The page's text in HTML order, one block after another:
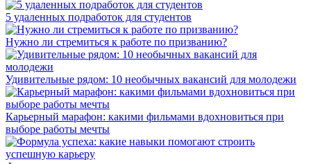
5 удаленных подработок для студентов
Нужно ли стремиться к работе по призванию?
Удивительные рядом: 10 необычных вакансий для молодежи
Карьерный марафон: какими фильмами вдохновиться при
выборе работы мечты